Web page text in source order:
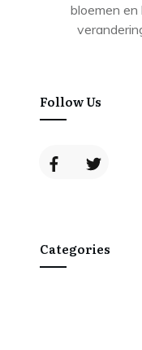
bloemen
Follow Us
Categories